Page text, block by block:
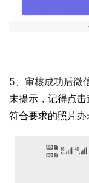
5、审核成功后微
未提示，记得点
符合要求的照片办